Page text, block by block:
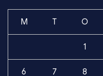
M T O
1
6 7 8